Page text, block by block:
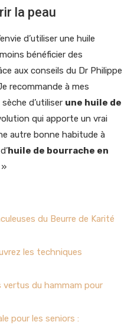
la peau
d’utiliser une huile
bénéficier des
aux conseils du Dr Philippe
recommande à mes
d’utiliser une huile de
qui apporte un vrai
autre bonne habitude à
huile de bourrache en
du Beurre de Karité
les techniques
vertus du hammam pour
pour les seniors :